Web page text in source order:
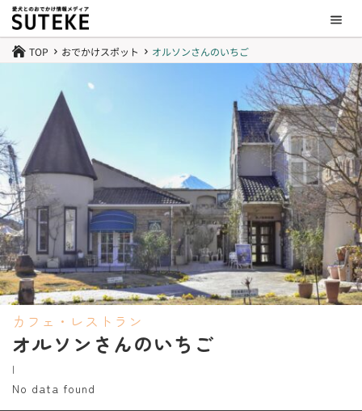
 TOP 5 おでかけスポット 5 オルソンさんのいちご
カフェ・レストラン
オルソンさんのいちご
|
No data found